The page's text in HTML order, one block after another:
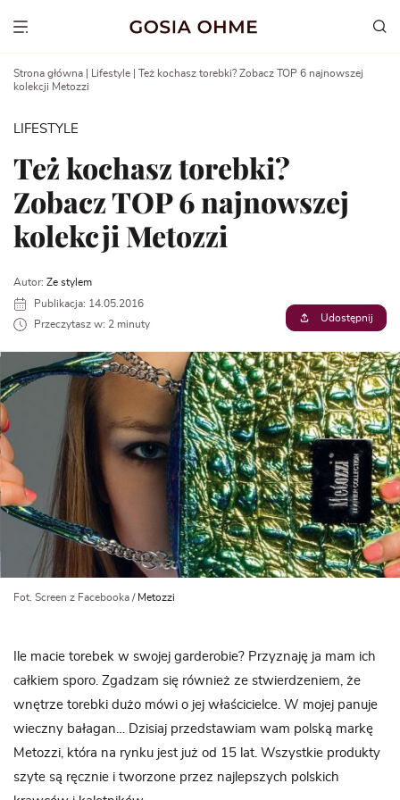
Show menu
Strona główna Lifestyle
Też kochasz torebki? Zobacz TOP 6 najnowszej
kolekcji Metozzi
LIFESTYLE
Też kochasz torebki?
Zobacz TOP 6 najnowszej
kolekcji Metozzi
Autor: Ze stylem
Publikacja: 14.05.2016
Przeczytasz w: 2 minuty
Udostępnij
Fot. Screen z Facebooka / Metozzi
Ile macie torebek w swojej garderobie? Przyznaję ja mam ich
całkiem sporo. Zgadzam się również ze stwierdzeniem, że
wnętrze torebki dużo mówi o jej właścicielce. W mojej panuje
wieczny bałagan… Dzisiaj przedstawiam wam polską markę
Metozzi, która na rynku jest już od 15 lat. Wszystkie produkty
szyte są ręcznie i tworzone przez najlepszych polskich